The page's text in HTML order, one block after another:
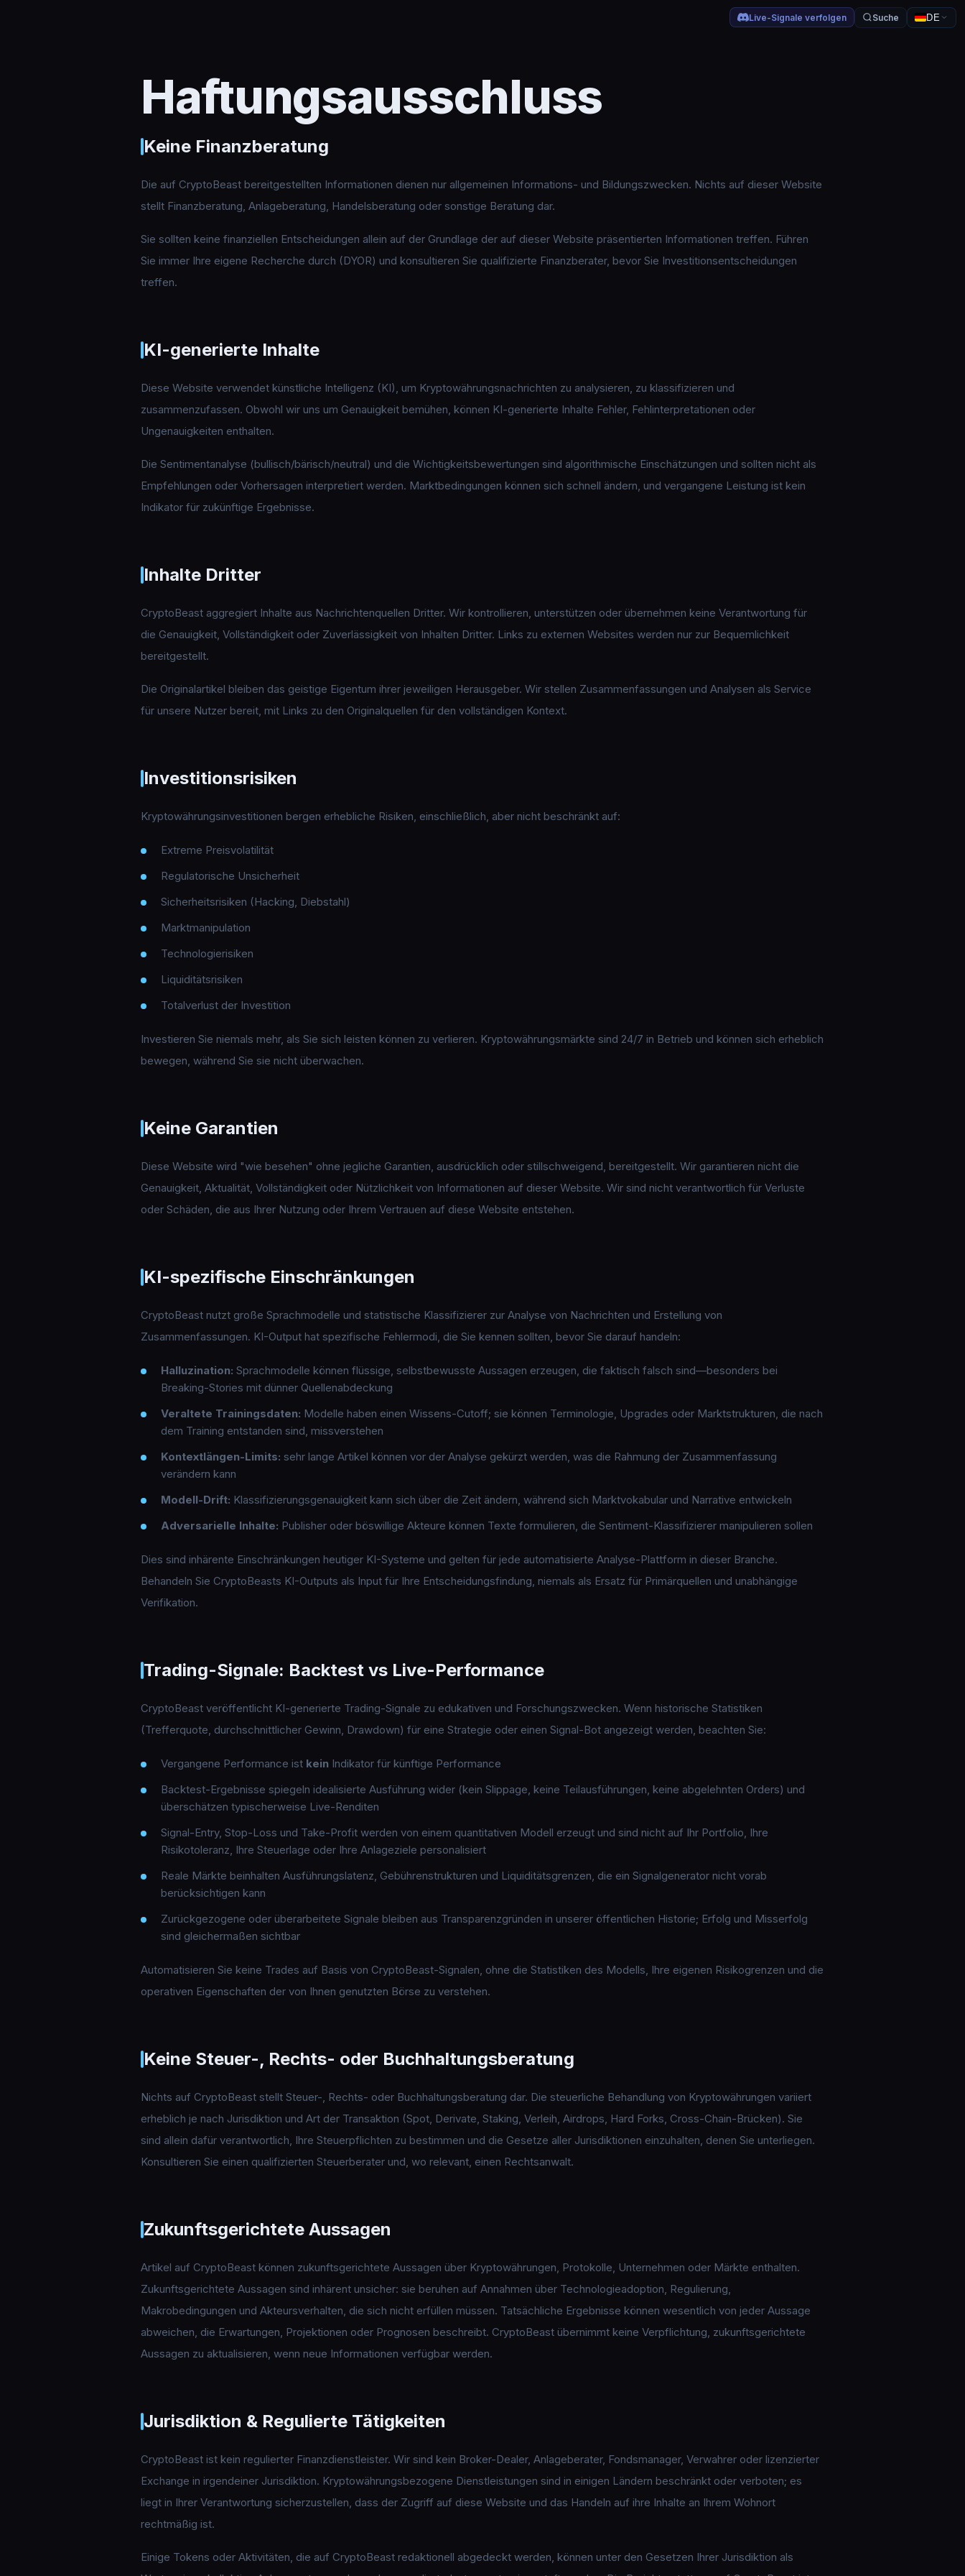
Live-Signale verfolgen Suche DE
Haftungsausschluss
Keine Finanzberatung
Die auf CryptoBeast bereitgestellten Informationen dienen nur allgemeinen Informations- und Bildungszwecken. Nichts auf dieser Website
stellt Finanzberatung, Anlageberatung, Handelsberatung oder sonstige Beratung dar.
Sie sollten keine finanziellen Entscheidungen allein auf der Grundlage der auf dieser Website präsentierten Informationen treffen. Führen
Sie immer Ihre eigene Recherche durch (DYOR) und konsultieren Sie qualifizierte Finanzberater, bevor Sie Investitionsentscheidungen
treffen.
KI-generierte Inhalte
Diese Website verwendet künstliche Intelligenz (KI), um Kryptowährungsnachrichten zu analysieren, zu klassifizieren und
zusammenzufassen. Obwohl wir uns um Genauigkeit bemühen, können KI-generierte Inhalte Fehler, Fehlinterpretationen oder
Ungenauigkeiten enthalten.
Die Sentimentanalyse (bullisch/bärisch/neutral) und die Wichtigkeitsbewertungen sind algorithmische Einschätzungen und sollten nicht als
Empfehlungen oder Vorhersagen interpretiert werden. Marktbedingungen können sich schnell ändern, und vergangene Leistung ist kein
Indikator für zukünftige Ergebnisse.
Inhalte Dritter
CryptoBeast aggregiert Inhalte aus Nachrichtenquellen Dritter. Wir kontrollieren, unterstützen oder übernehmen keine Verantwortung für
die Genauigkeit, Vollständigkeit oder Zuverlässigkeit von Inhalten Dritter. Links zu externen Websites werden nur zur Bequemlichkeit
bereitgestellt.
Die Originalartikel bleiben das geistige Eigentum ihrer jeweiligen Herausgeber. Wir stellen Zusammenfassungen und Analysen als Service
für unsere Nutzer bereit, mit Links zu den Originalquellen für den vollständigen Kontext.
Investitionsrisiken
Kryptowährungsinvestitionen bergen erhebliche Risiken, einschließlich, aber nicht beschränkt auf:
Extreme Preisvolatilität
Regulatorische Unsicherheit
Sicherheitsrisiken (Hacking, Diebstahl)
Marktmanipulation
Technologierisiken
Liquiditätsrisiken
Totalverlust der Investition
Investieren Sie niemals mehr, als Sie sich leisten können zu verlieren. Kryptowährungsmärkte sind 24/7 in Betrieb und können sich erheblich
bewegen, während Sie sie nicht überwachen.
Keine Garantien
Diese Website wird "wie besehen" ohne jegliche Garantien, ausdrücklich oder stillschweigend, bereitgestellt. Wir garantieren nicht die
Genauigkeit, Aktualität, Vollständigkeit oder Nützlichkeit von Informationen auf dieser Website. Wir sind nicht verantwortlich für Verluste
oder Schäden, die aus Ihrer Nutzung oder Ihrem Vertrauen auf diese Website entstehen.
KI-spezifische Einschränkungen
CryptoBeast nutzt große Sprachmodelle und statistische Klassifizierer zur Analyse von Nachrichten und Erstellung von
Zusammenfassungen. KI-Output hat spezifische Fehlermodi, die Sie kennen sollten, bevor Sie darauf handeln:
Halluzination: Sprachmodelle können flüssige, selbstbewusste Aussagen erzeugen, die faktisch falsch sind—besonders bei
Breaking-Stories mit dünner Quellenabdeckung
Veraltete Trainingsdaten: Modelle haben einen Wissens-Cutoff; sie können Terminologie, Upgrades oder Marktstrukturen, die nach
dem Training entstanden sind, missverstehen
Kontextlängen-Limits: sehr lange Artikel können vor der Analyse gekürzt werden, was die Rahmung der Zusammenfassung
verändern kann
Modell-Drift: Klassifizierungsgenauigkeit kann sich über die Zeit ändern, während sich Marktvokabular und Narrative entwickeln
Adversarielle Inhalte: Publisher oder böswillige Akteure können Texte formulieren, die Sentiment-Klassifizierer manipulieren sollen
Dies sind inhärente Einschränkungen heutiger KI-Systeme und gelten für jede automatisierte Analyse-Plattform in dieser Branche.
Behandeln Sie CryptoBeasts KI-Outputs als Input für Ihre Entscheidungsfindung, niemals als Ersatz für Primärquellen und unabhängige
Verifikation.
Trading-Signale: Backtest vs Live-Performance
CryptoBeast veröffentlicht KI-generierte Trading-Signale zu edukativen und Forschungszwecken. Wenn historische Statistiken
(Trefferquote, durchschnittlicher Gewinn, Drawdown) für eine Strategie oder einen Signal-Bot angezeigt werden, beachten Sie:
Vergangene Performance ist kein Indikator für künftige Performance
Backtest-Ergebnisse spiegeln idealisierte Ausführung wider (kein Slippage, keine Teilausführungen, keine abgelehnten Orders) und
überschätzen typischerweise Live-Renditen
Signal-Entry, Stop-Loss und Take-Profit werden von einem quantitativen Modell erzeugt und sind nicht auf Ihr Portfolio, Ihre
Risikotoleranz, Ihre Steuerlage oder Ihre Anlageziele personalisiert
Reale Märkte beinhalten Ausführungslatenz, Gebührenstrukturen und Liquiditätsgrenzen, die ein Signalgenerator nicht vorab
berücksichtigen kann
Zurückgezogene oder überarbeitete Signale bleiben aus Transparenzgründen in unserer öffentlichen Historie; Erfolg und Misserfolg
sind gleichermaßen sichtbar
Automatisieren Sie keine Trades auf Basis von CryptoBeast-Signalen, ohne die Statistiken des Modells, Ihre eigenen Risikogrenzen und die
operativen Eigenschaften der von Ihnen genutzten Börse zu verstehen.
Keine Steuer-, Rechts- oder Buchhaltungsberatung
Nichts auf CryptoBeast stellt Steuer-, Rechts- oder Buchhaltungsberatung dar. Die steuerliche Behandlung von Kryptowährungen variiert
erheblich je nach Jurisdiktion und Art der Transaktion (Spot, Derivate, Staking, Verleih, Airdrops, Hard Forks, Cross-Chain-Brücken). Sie
sind allein dafür verantwortlich, Ihre Steuerpflichten zu bestimmen und die Gesetze aller Jurisdiktionen einzuhalten, denen Sie unterliegen.
Konsultieren Sie einen qualifizierten Steuerberater und, wo relevant, einen Rechtsanwalt.
Zukunftsgerichtete Aussagen
Artikel auf CryptoBeast können zukunftsgerichtete Aussagen über Kryptowährungen, Protokolle, Unternehmen oder Märkte enthalten.
Zukunftsgerichtete Aussagen sind inhärent unsicher: sie beruhen auf Annahmen über Technologieadoption, Regulierung,
Makrobedingungen und Akteursverhalten, die sich nicht erfüllen müssen. Tatsächliche Ergebnisse können wesentlich von jeder Aussage
abweichen, die Erwartungen, Projektionen oder Prognosen beschreibt. CryptoBeast übernimmt keine Verpflichtung, zukunftsgerichtete
Aussagen zu aktualisieren, wenn neue Informationen verfügbar werden.
Jurisdiktion & Regulierte Tätigkeiten
CryptoBeast ist kein regulierter Finanzdienstleister. Wir sind kein Broker-Dealer, Anlageberater, Fondsmanager, Verwahrer oder lizenzierter
Exchange in irgendeiner Jurisdiktion. Kryptowährungsbezogene Dienstleistungen sind in einigen Ländern beschränkt oder verboten; es
liegt in Ihrer Verantwortung sicherzustellen, dass der Zugriff auf diese Website und das Handeln auf ihre Inhalte an Ihrem Wohnort
rechtmäßig ist.
Einige Tokens oder Aktivitäten, die auf CryptoBeast redaktionell abgedeckt werden, können unter den Gesetzen Ihrer Jurisdiktion als